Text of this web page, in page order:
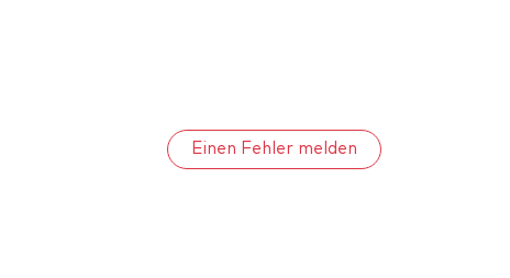
Einen Fehler melden